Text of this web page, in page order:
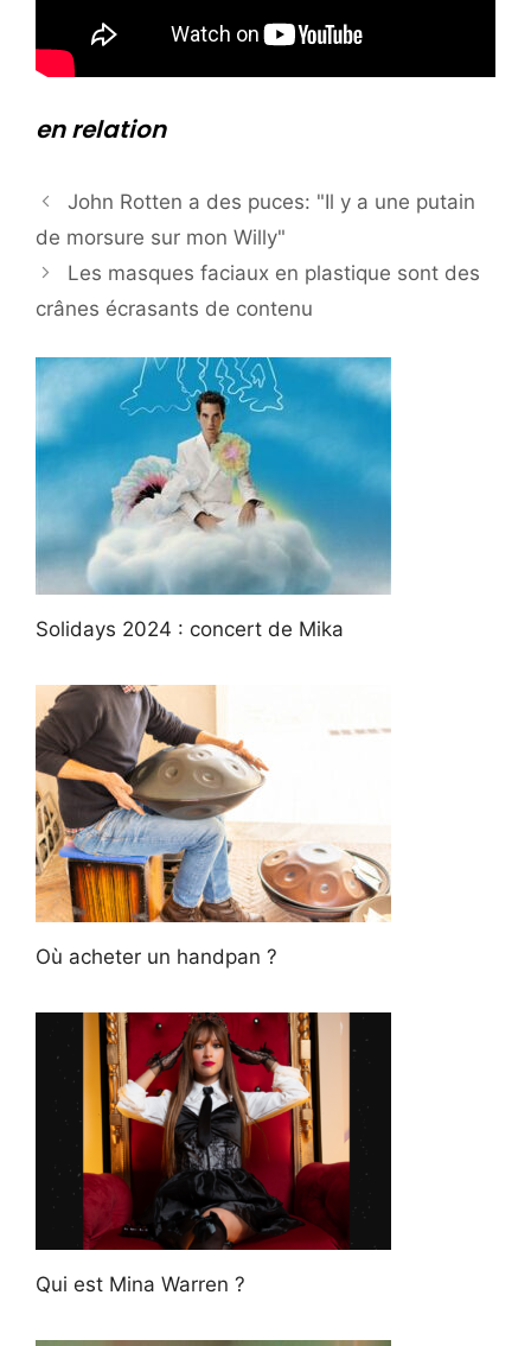
en relation
John Rotten a des puces: "Il y a une putain
de morsure sur mon Willy"
Les masques faciaux en plastique sont des
crânes écrasants de contenu
Solidays 2024 : concert de Mika
Où acheter un handpan ?
Qui est Mina Warren ?